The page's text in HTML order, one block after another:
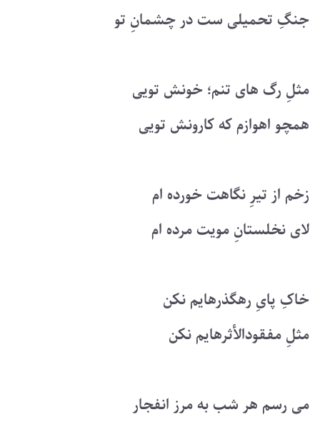
جنگِ تحمیلی ست در چشمانِ تو
مثلِ رگ های تنم؛ خونش تویی
همچو اهوازم که کارونش تویی
زخم از تیرِ نگاهت خورده ام
لای نخلستانِ مویت مرده ام
خاکِ پایِ رهگذرهایم نکن
مثلِ مفقودالأثرهایم نکن
می رسم هر شب به مرز انفجار